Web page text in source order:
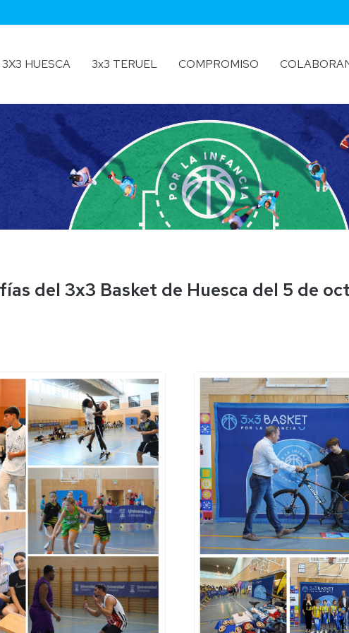
3X3 HUESCA
y
Plano
Galería
Fotos
3x3 TERUEL
Técnica
Teruel
Resultados
Galería
COMPROMISO
del 3x3 Basket de Huesca del 5 de